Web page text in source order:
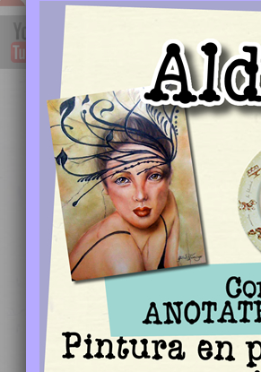
Circle Image 6